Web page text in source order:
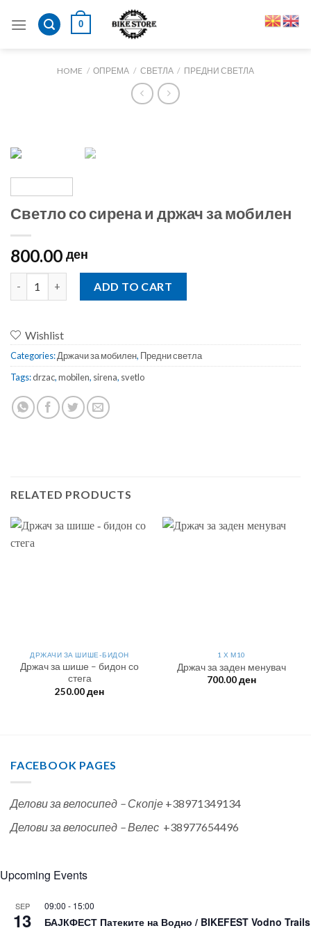
0
HOME / ОПРЕМА / СВЕТЛА / ПРЕДНИ СВЕТЛА
Светло со сирена и држач за мобилен
800.00 ден
ADD TO CART
Wishlist
Categories:Држачи за мобилен, Предни светла
Tags:drzac,mobilen, sirena, svetlo
RELATED PRODUCTS
ДРЖАЧИ ЗА ШИШЕ-БИДОН
Држач за шише – бидон со
стега
250.00ден
1 Х М10
Држач за заден менувач
700.00ден
FACEBOOK PAGES
Делови за велосипед – Скопје +38971349134
Делови за велосипед – Велес +38977654496
Upcoming Events
SEP
13
09:00 - 15:00
БАЈКФЕСТ Патеките на Водно / BIKEFEST Vodno Trails